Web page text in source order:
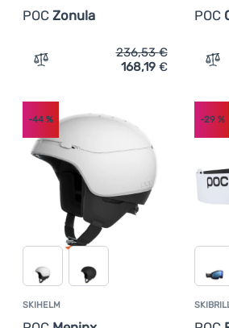
POC Zonula
Zum Vergleich 'Skibrille POC
236,53€
168,19 €
POC
SKIHELM
-44 % -29%